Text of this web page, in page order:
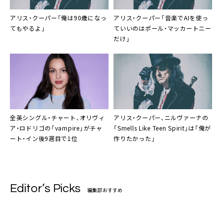
アリス・クーパー「俺は90歳になっ
てもやるよ」
アリス・クーパー「音楽でAIを使っ
ていいのはポール・マッカートニー
だけ」
全英シングル・チャート、オリヴィ
ア・ロドリゴの「vampire」がチャ
ート・イン後9週目で1位
アリス・クーパー、ニルヴァーナの
「Smells Like Teen Spirit」は「俺が
作りたかった」
Editor’s Picks 編集部おすすめ